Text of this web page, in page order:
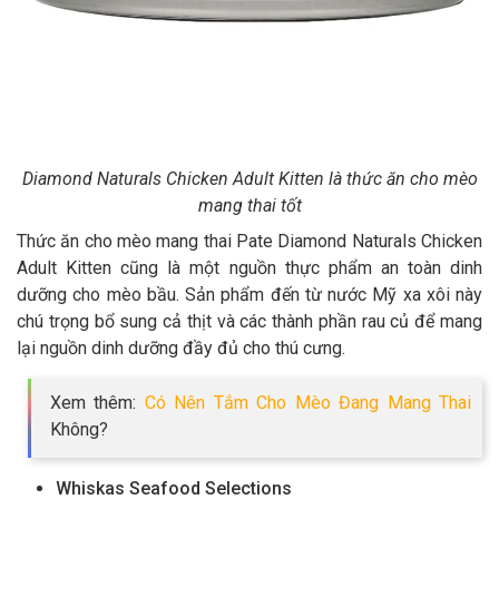
Diamond Naturals Chicken Adult Kitten là thức ăn cho mèo
mang thai tốt
Thức ăn cho mèo mang thai Pate Diamond Naturals Chicken
Adult Kitten cũng là một nguồn thực phẩm an toàn dinh
dưỡng cho mèo bầu. Sản phẩm đến từ nước Mỹ xa xôi này
chú trọng bổ sung cả thịt và các thành phần rau củ để mang
lại nguồn dinh dưỡng đầy đủ cho thú cưng.
Xem thêm: Có Nên Tắm Cho Mèo Đang Mang Thai
Không?
Whiskas Seafood Selections